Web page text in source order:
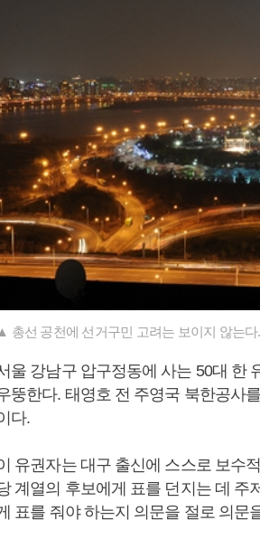
▲ 총선 공천에 선거구민 고려는 보이지 않는
울 강남구 압구정동에 사는 50대 한
뚱한다. 태영호 전 주영국 북한공사
다.
유권자는 대구 출신에 스스로 보수
계열의 후보에게 표를 던지는 데 주
표를 줘야 하는지 의문을 절로 의문